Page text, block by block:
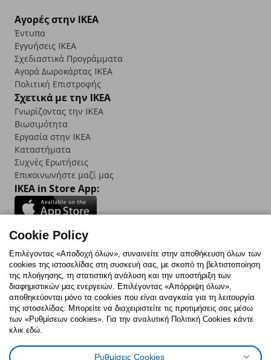
Αγορές στην IKEA
Έντυπα
Εγγυήσεις IKEA
Σχεδιαστικά Προγράμματα
Αγορά Δωρoκάρτας IKEA
Πολιτική Επιστροφής
Σχετικά με την IKEA
Γνωρίζοντας την IKEA
Βιωσιμότητα
Εργασία στην IKEA
Καταστήματα
Συχνές Ερωτήσεις
Επικοινωνήστε μαζί μας
IKEA in Store App:
Follow us:
FacebookInstagram
TikTokYoutubePinterestTwitter
Πολιτική CookiesΔήλωση ψηφιακής προσβασιμότητας
Cookie Policy
Επιλέγοντας «Αποδοχή όλων», συναινείτε στην αποθήκευση όλων των
cookies της ιστοσελίδας στη συσκευή σας, με σκοπό τη βελτιστοποίηση
της πλοήγησης, τη στατιστική ανάλυση και την υποστήριξη των
διαφημιστικών μας ενεργειών. Επιλέγοντας «Απόρριψη όλων»,
αποθηκεύονται μόνο τα cookies που είναι αναγκαία για τη λειτουργία
της ιστοσελίδας. Μπορείτε να διαχειριστείτε τις προτιμήσεις σας μέσω
των «Ρυθμίσεων cookies». Για την αναλυτική Πολιτική Cookies κάντε
κλικ εδώ.
Ρυθμίσεις Cookies